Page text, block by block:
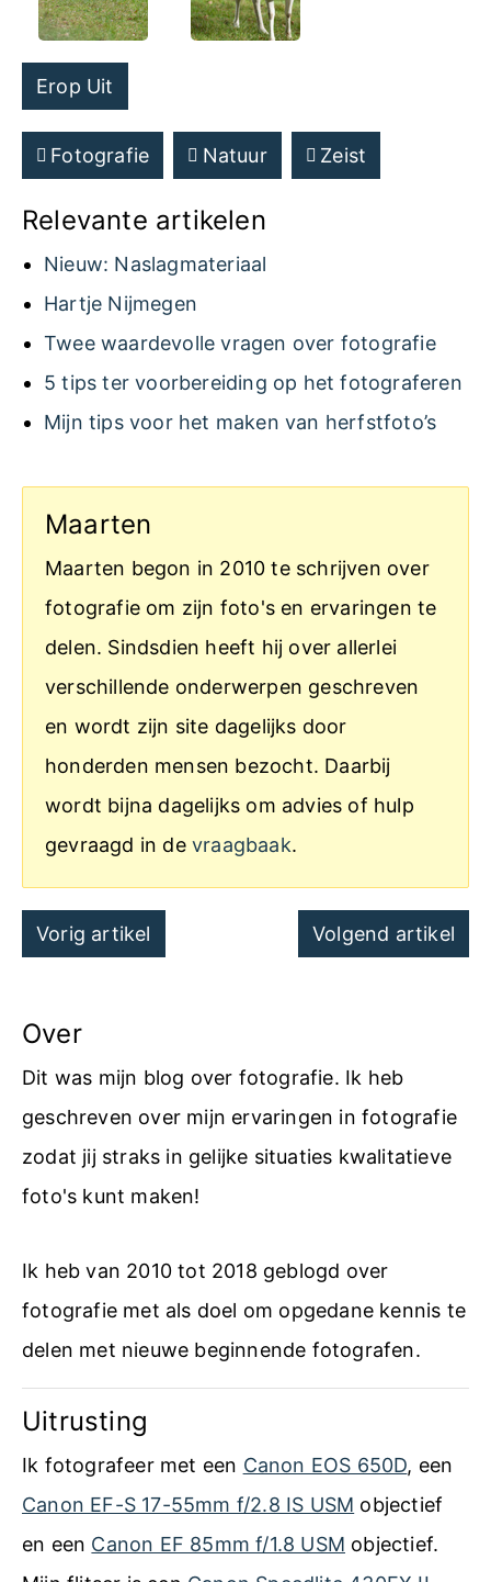
Erop Uit
Fotografie Natuur Zeist
Relevante artikelen
Nieuw: Naslagmateriaal
Hartje Nijmegen
Twee waardevolle vragen over fotografie
5 tips ter voorbereiding op het fotograferen
Mijn tips voor het maken van herfstfoto’s
Maarten
Maarten begon in 2010 te schrijven over
fotografie om zijn foto's en ervaringen te
delen. Sindsdien heeft hij over allerlei
verschillende onderwerpen geschreven
en wordt zijn site dagelijks door
honderden mensen bezocht. Daarbij
wordt bijna dagelijks om advies of hulp
gevraagd in de vraagbaak.
Post
navigation
Vorig artikel Volgend artikel
Over
Dit was mijn blog over fotografie. Ik heb
geschreven over mijn ervaringen in fotografie
zodat jij straks in gelijke situaties kwalitatieve
foto's kunt maken!
Ik heb van 2010 tot 2018 geblogd over
fotografie met als doel om opgedane kennis te
delen met nieuwe beginnende fotografen.
Uitrusting
Ik fotografeer met een Canon EOS 650D, een
Canon EF-S 17-55mm f/2.8 IS USM objectief
en een Canon EF 85mm f/1.8 USM objectief.